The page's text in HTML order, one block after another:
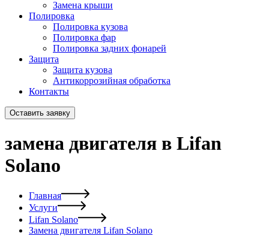
Замена крыши
Полировка
Полировка кузова
Полировка фар
Полировка задних фонарей
Защита
Защита кузова
Антикоррозийная обработка
Контакты
Оставить заявку
замена двигателя в Lifan
Solano
Главная
Услуги
Lifan Solano
Замена двигателя Lifan Solano